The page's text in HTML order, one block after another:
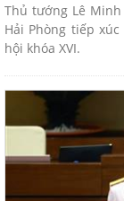
Thủ tướng Lê
Hải Phòng tiếp
hội khóa XVI.